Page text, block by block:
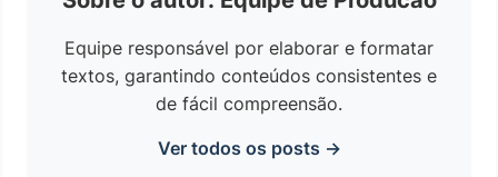
Equipe responsável por elaborar e formatar
textos, garantindo conteúdos consistentes e
de fácil compreensão.
Ver todos os posts →